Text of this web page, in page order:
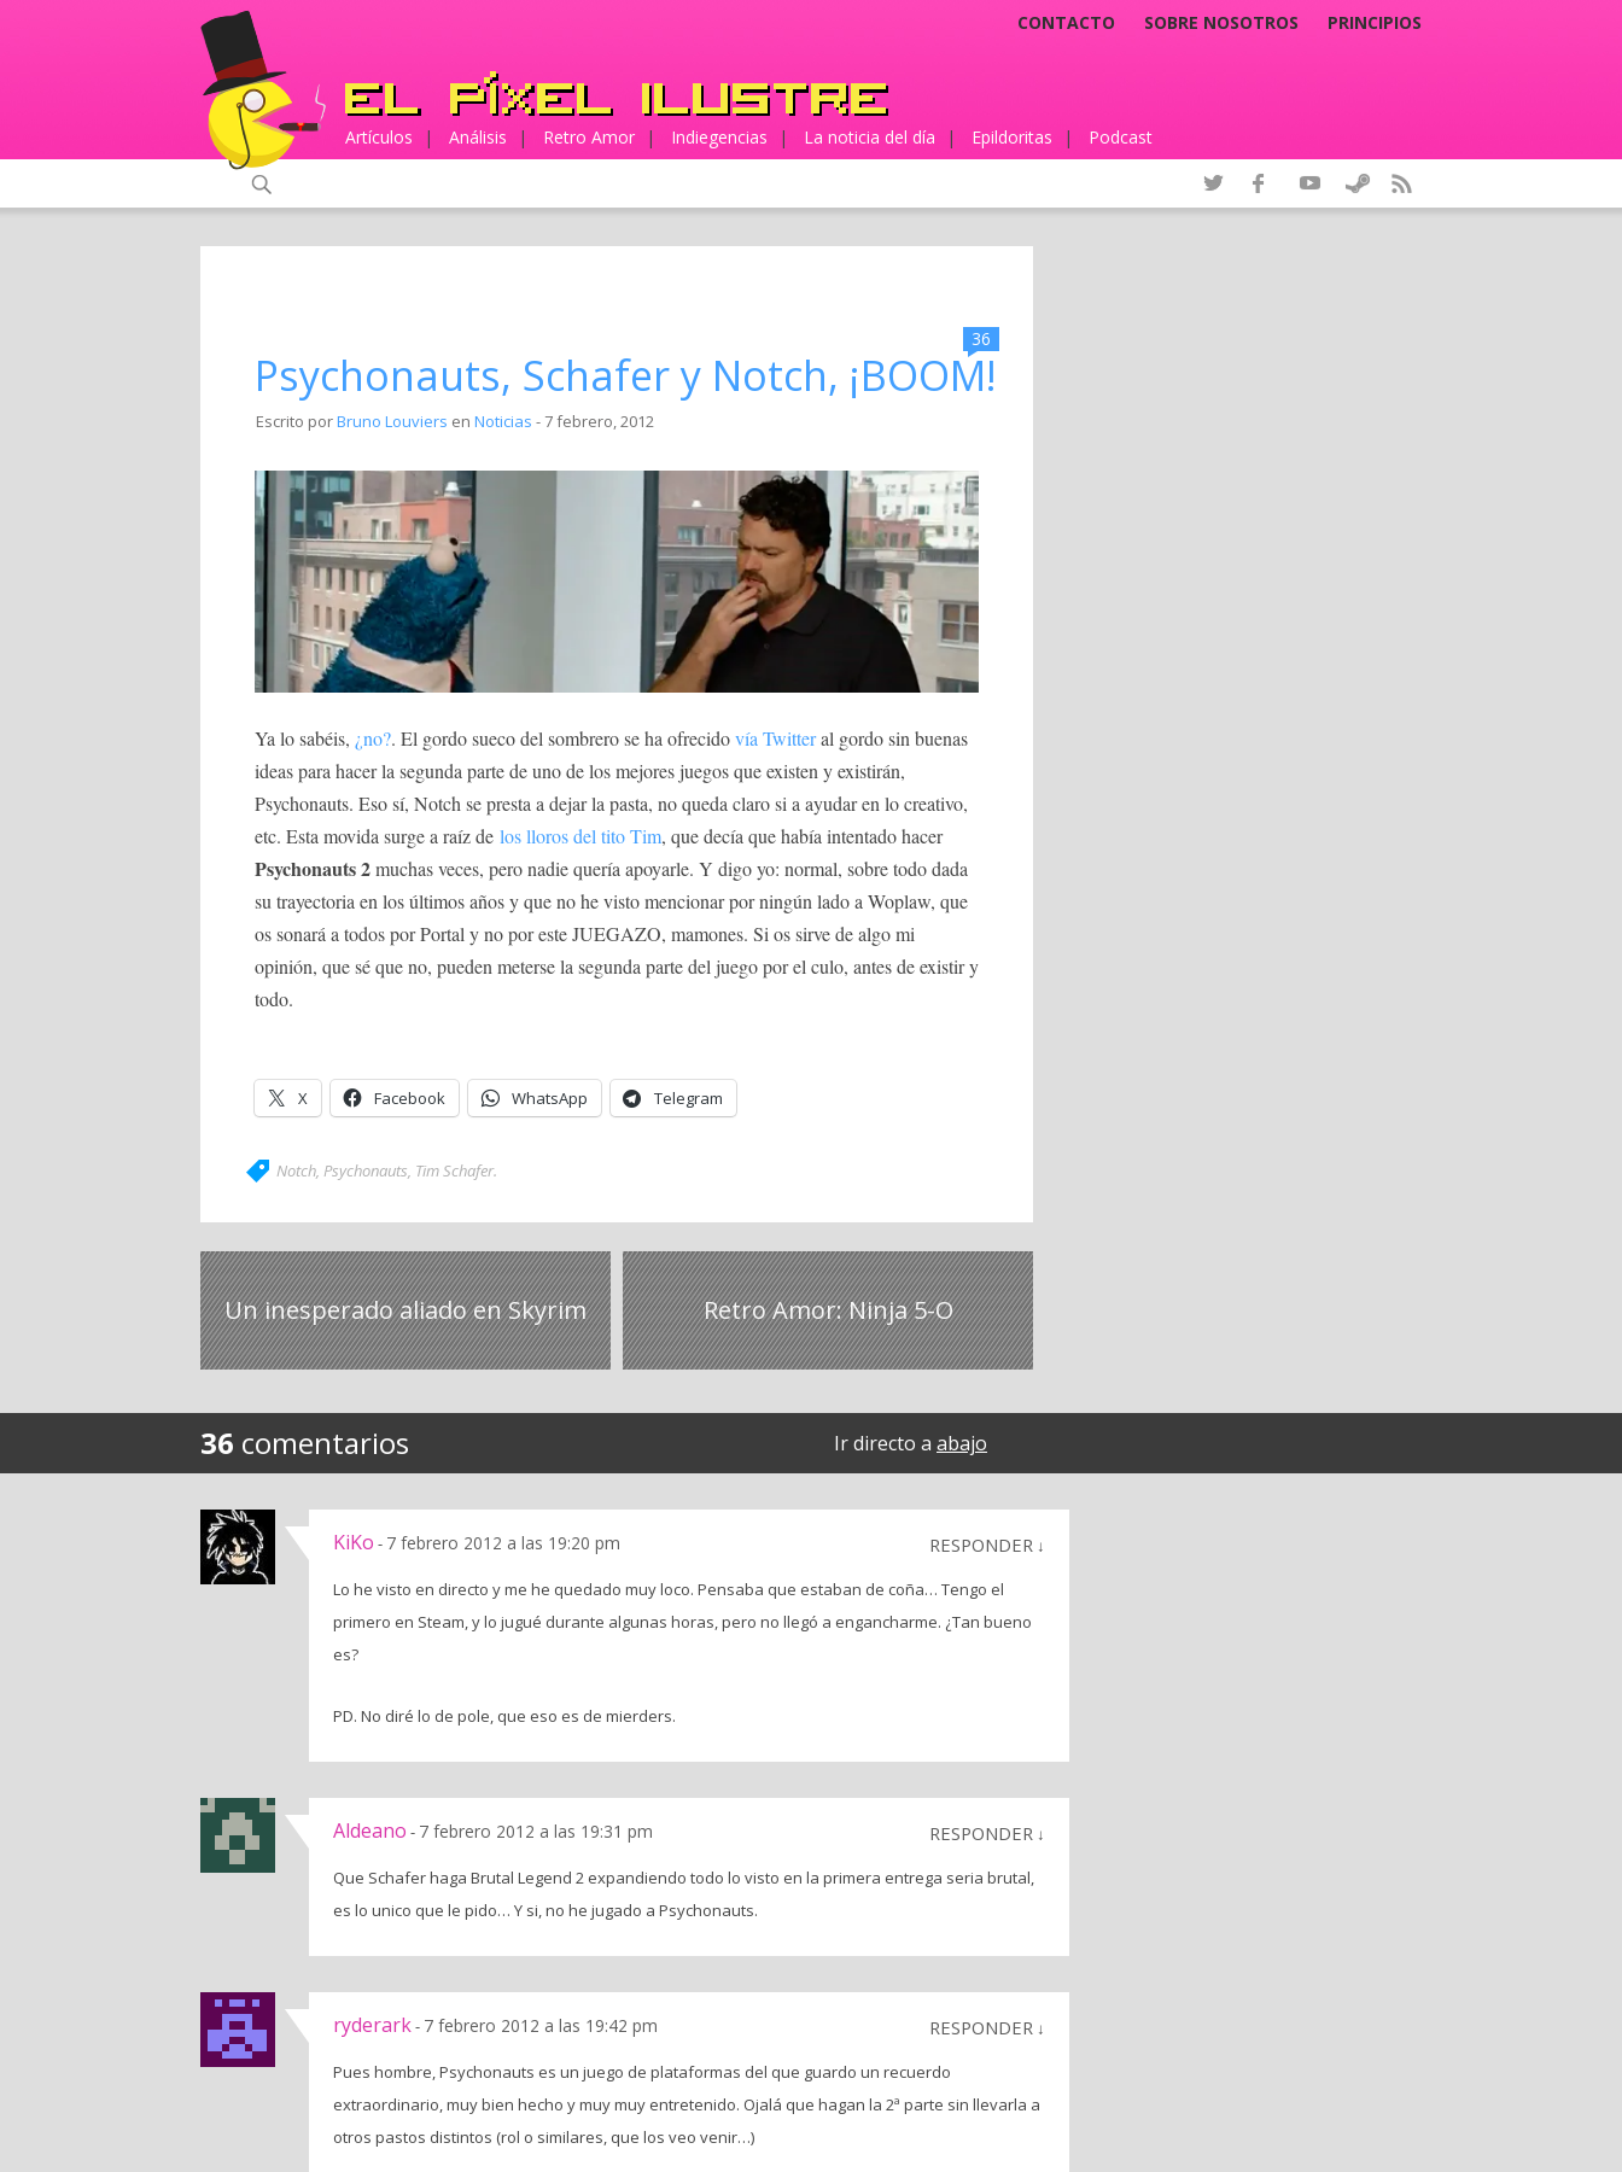
CONTACTO SOBRE NOSOTROS PRINCIPIOS
Artículos | Análisis | Retro Amor | Indiegencias | La noticia del día | Epildoritas | Podcast
36
Psychonauts, Schafer y Notch, ¡BOOM!
Escrito porBruno Louviers en Noticias - 7 febrero, 2012
Ya lo sabéis, ¿no?. El gordo sueco del sombrero se ha ofrecidovía Twitteral gordo sin buenas
ideas para hacer la segunda parte de uno de los mejores juegos que existen y existirán,
Psychonauts. Eso sí, Notch se presta a dejar la pasta, no queda claro si a ayudar en lo creativo,
etc. Esta movida surge a raíz de los lloros del tito Tim, que decía que había intentado hacer
Psychonauts 2muchas veces, pero nadie quería apoyarle. Y digo yo: normal, sobre todo dada
su trayectoria en los últimos años y que no he visto mencionar por ningún lado a Woplaw, que
os sonará a todos por Portal y no por este JUEGAZO, mamones. Si os sirve de algo mi
opinión, que sé que no, pueden meterse la segunda parte del juego por el culo, antes de existir y
todo.
X Facebook WhatsApp Telegram
Notch, Psychonauts, Tim Schafer.
Un inesperado aliado en Skyrim Retro Amor: Ninja 5-O
36 comentarios Ir directo a abajo
KiKo - 7 febrero 2012 a las 19:20 pm RESPONDER ↓
Lo he visto en directo y me he quedado muy loco. Pensaba que estaban de coña… Tengo el
primero en Steam, y lo jugué durante algunas horas, pero no llegó a engancharme. ¿Tan bueno
es?
PD. No diré lo de pole, que eso es de mierders.
Aldeano - 7 febrero 2012 a las 19:31 pm RESPONDER ↓
Que Schafer haga Brutal Legend 2 expandiendo todo lo visto en la primera entrega seria brutal,
es lo unico que le pido… Y si, no he jugado a Psychonauts.
ryderark- 7 febrero 2012 a las 19:42 pm RESPONDER ↓
Pues hombre, Psychonauts es un juego de plataformas del que guardo un recuerdo
extraordinario, muy bien hecho y muy muy entretenido. Ojalá que hagan la 2ª parte sin llevarla a
otros pastos distintos (rol o similares, que los veo venir…)